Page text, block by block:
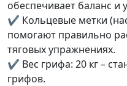
обеспечивает баланс и
✔ Кольцевые метки
помогают правильно
тяговых упражнениях.
✔ Вес грифа: 20 кг –
грифов.